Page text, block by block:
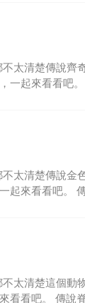
太清楚傳說齊
一起來看看吧
太清楚傳說
起來看看吧。
太清楚這個
看看吧。 傳說